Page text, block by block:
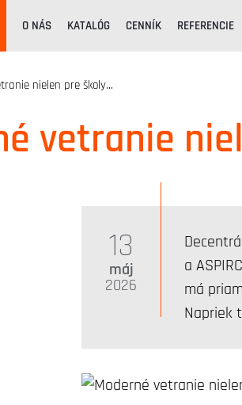
O NÁS KATALÓG CENNÍK REFERENCIE
nielen pre školy…
vetranie
13
máj
2026
a
má
Napriek